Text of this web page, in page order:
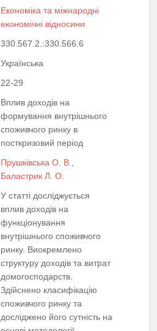
Економіка та міжнародні
економічні відносини
330.567.2.:330.566.6
Українська
22-29
Вплив доходів на
формування внутрішнього
споживчого ринку в
посткризовий період
Прушківська О. В.
Баластрик Л. О.
У статті досліджується
вплив доходів на
функціонування
внутрішнього споживчого
ринку. Виокремлено
структуру доходів та витрат
домогосподарств.
Здійснено класифікацію
споживчого ринку та
досліджено його сутність на